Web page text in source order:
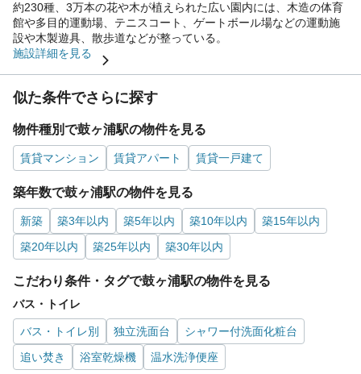
約230種、3万本の花や木が植えられた広い園内には、木造の体育
館や多目的運動場、テニスコート、ゲートボール場などの運動施
設や木製遊具、散歩道などが整っている。
施設詳細を見る
似た条件でさらに探す
物件種別で鼓ヶ浦駅の物件を見る
賃貸マンション 賃貸アパート 賃貸一戸建て
築年数で鼓ヶ浦駅の物件を見る
新築 築3年以内 築5年以内 築10年以内
築15年以内
築20年以内
築25年以内 築30年以内
こだわり条件・タグで鼓ヶ浦駅の物件を見る
バス・トイレ
バス・トイレ別 独立洗面台
シャワー付洗面化粧台
追い焚き
浴室乾燥機 温水洗浄便座